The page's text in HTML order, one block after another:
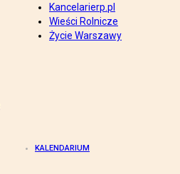
Kancelarierp.pl
Wieści Rolnicze
Życie Warszawy
KALENDARIUM